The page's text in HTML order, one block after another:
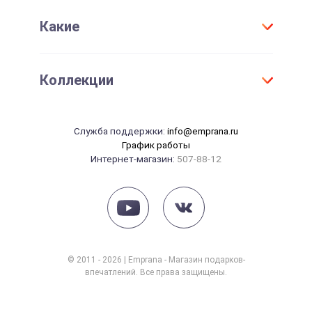
Активировать сертификат
Для детей
Парню
Юбилей
Свадьба
14 февраля
Рождение ребенка
Какие
Необычные
Сувениры
Коллекции
Фотосессия
Служба поддержки: info@emprana.ru
График работы
Интернет-магазин: 507-88-12
© 2011 - 2026 | Emprana - Магазин подарков-
впечатлений. Все права защищены.